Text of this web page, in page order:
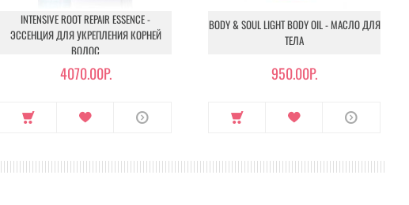
INTENSIVE ROOT REPAIR ESSENCE -
ЭССЕНЦИЯ ДЛЯ УКРЕПЛЕНИЯ КОРНЕЙ
ВОЛОС
4070.00Р.
BODY & SOUL LIGHT BODY OIL - МАСЛО ДЛЯ
ТЕЛА
950.00Р.